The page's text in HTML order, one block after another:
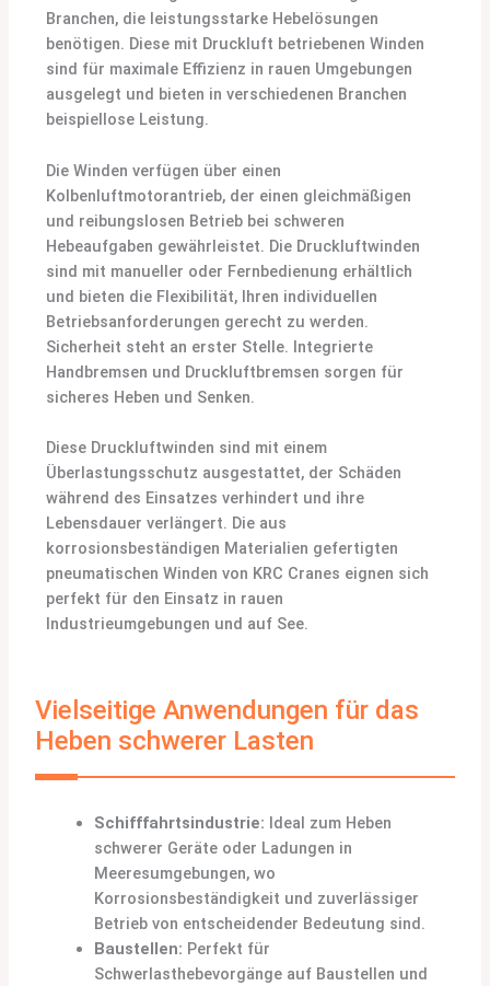
Branchen, die leistungsstarke Hebelösungen
benötigen. Diese mit Druckluft betriebenen Winden
sind für maximale Effizienz in rauen Umgebungen
ausgelegt und bieten in verschiedenen Branchen
beispiellose Leistung.
Die Winden verfügen über einen
Kolbenluftmotorantrieb, der einen gleichmäßigen
und reibungslosen Betrieb bei schweren
Hebeaufgaben gewährleistet. Die Druckluftwinden
sind mit manueller oder Fernbedienung erhältlich
und bieten die Flexibilität, Ihren individuellen
Betriebsanforderungen gerecht zu werden.
Sicherheit steht an erster Stelle. Integrierte
Handbremsen und Druckluftbremsen sorgen für
sicheres Heben und Senken.
Diese Druckluftwinden sind mit einem
Überlastungsschutz ausgestattet, der Schäden
während des Einsatzes verhindert und ihre
Lebensdauer verlängert. Die aus
korrosionsbeständigen Materialien gefertigten
pneumatischen Winden von KRC Cranes eignen sich
perfekt für den Einsatz in rauen
Industrieumgebungen und auf See.
Vielseitige Anwendungen für das
Heben schwerer Lasten
Schifffahrtsindustrie: Ideal zum Heben
schwerer Geräte oder Ladungen in
Meeresumgebungen, wo
Korrosionsbeständigkeit und zuverlässiger
Betrieb von entscheidender Bedeutung sind.
Baustellen: Perfekt für
Schwerlasthebevorgänge auf Baustellen und